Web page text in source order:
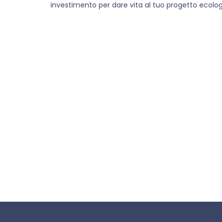
investimento per dare vita al tuo progetto